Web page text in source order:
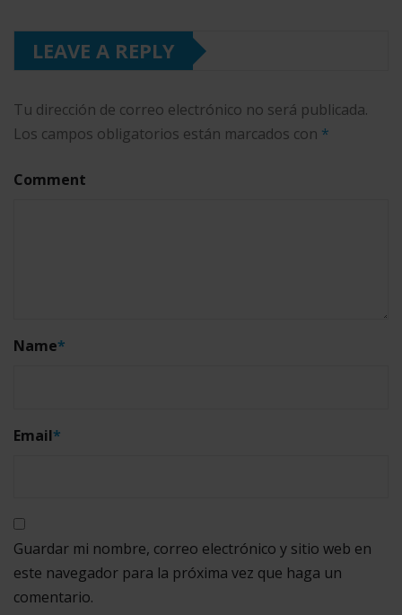
LEAVE A REPLY
Tu dirección de correo electrónico no será publicada.
Los campos obligatorios están marcados con *
Comment
Name*
Email*
Guardar mi nombre, correo electrónico y sitio web en
este navegador para la próxima vez que haga un
comentario.